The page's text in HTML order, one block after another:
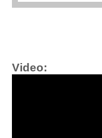
Video: